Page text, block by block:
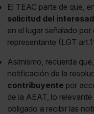
El TEAC parte de que,
solicitud del
en el lugar señalado
representante (LGT
Asimismo, recuerda
notificación de la
contribuyente por
de la AEAT, lo
obligado a recibir las